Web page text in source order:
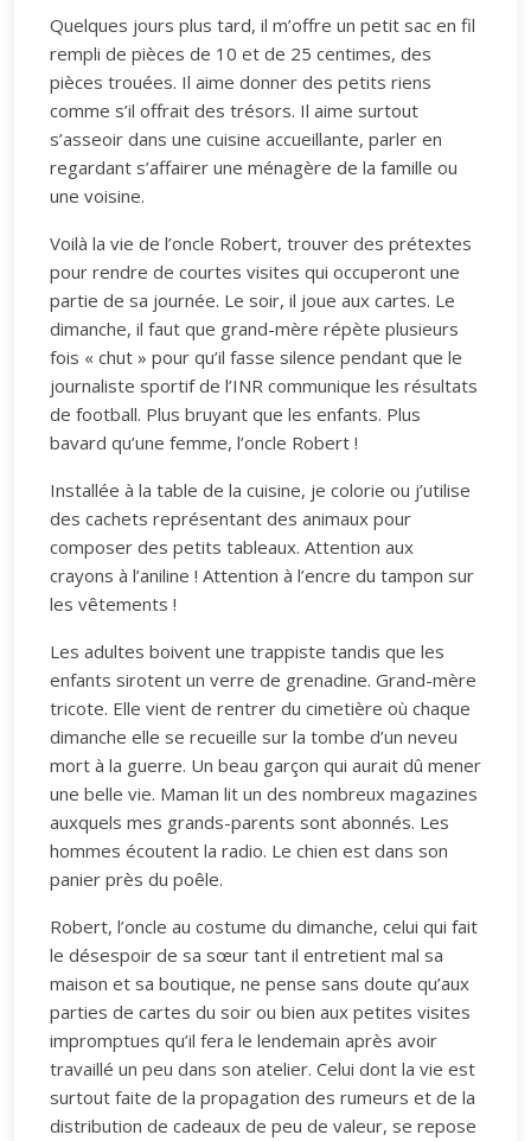
Quelques jours plus tard, il m’offre un petit sac en fil
rempli de pièces de 10 et de 25 centimes, des
pièces trouées. Il aime donner des petits riens
comme s’il offrait des trésors. Il aime surtout
s’asseoir dans une cuisine accueillante, parler en
regardant s’affairer une ménagère de la famille ou
une voisine.
Voilà la vie de l’oncle Robert, trouver des prétextes
pour rendre de courtes visites qui occuperont une
partie de sa journée. Le soir, il joue aux cartes. Le
dimanche, il faut que grand-mère répète plusieurs
fois « chut » pour qu’il fasse silence pendant que le
journaliste sportif de l’INR communique les résultats
de football. Plus bruyant que les enfants. Plus
bavard qu’une femme, l’oncle Robert !
Installée à la table de la cuisine, je colorie ou j’utilise
des cachets représentant des animaux pour
composer des petits tableaux. Attention aux
crayons à l’aniline ! Attention à l’encre du tampon sur
les vêtements !
Les adultes boivent une trappiste tandis que les
enfants sirotent un verre de grenadine. Grand-mère
tricote. Elle vient de rentrer du cimetière où chaque
dimanche elle se recueille sur la tombe d’un neveu
mort à la guerre. Un beau garçon qui aurait dû mener
une belle vie. Maman lit un des nombreux magazines
auxquels mes grands-parents sont abonnés. Les
hommes écoutent la radio. Le chien est dans son
panier près du poêle.
Robert, l’oncle au costume du dimanche, celui qui fait
le désespoir de sa sœur tant il entretient mal sa
maison et sa boutique, ne pense sans doute qu’aux
parties de cartes du soir ou bien aux petites visites
impromptues qu’il fera le lendemain après avoir
travaillé un peu dans son atelier. Celui dont la vie est
surtout faite de la propagation des rumeurs et de la
distribution de cadeaux de peu de valeur, se repose